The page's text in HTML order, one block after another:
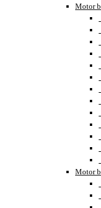
Motor
Motor